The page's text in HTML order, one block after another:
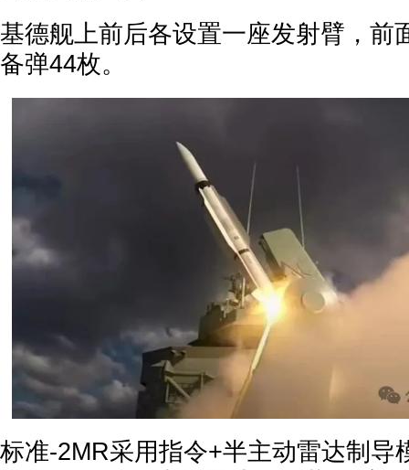
基德舰上前后各设置一座发射臂，前
备弹44枚。
标准-2MR采用指令+半主动雷达制导